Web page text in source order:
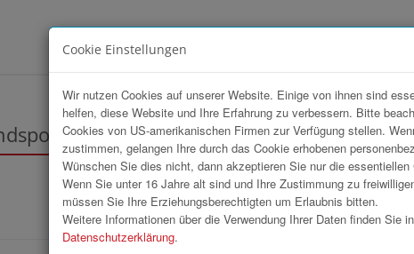
2026
Download
Cookie Einstellungen
Wir nutzen Cookies auf unserer Website. Einige von ihnen sind
helfen, diese Website und Ihre Erfahrung zu verbessern. Bitte
Cookies von US-amerikanischen Firmen zur Verfügung stellen.
zustimmen, gelangen Ihre durch das Cookie erhobenen
Wünschen Sie dies nicht, dann akzeptieren Sie nur die essentiellen
Wenn Sie unter 16 Jahre alt sind und Ihre Zustimmung zu
müssen Sie Ihre Erziehungsberechtigten um Erlaubnis bitten.
Weitere Informationen über die Verwendung Ihrer Daten finden Sie
Datenschutzerklärung.